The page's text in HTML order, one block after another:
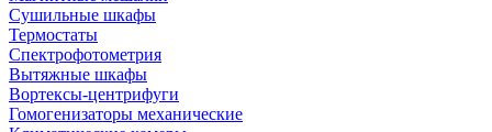
Сушильные шкафы
Термостаты
Спектрофотометрия
Вытяжные шкафы
Вортексы-центрифуги
Гомогенизаторы механические